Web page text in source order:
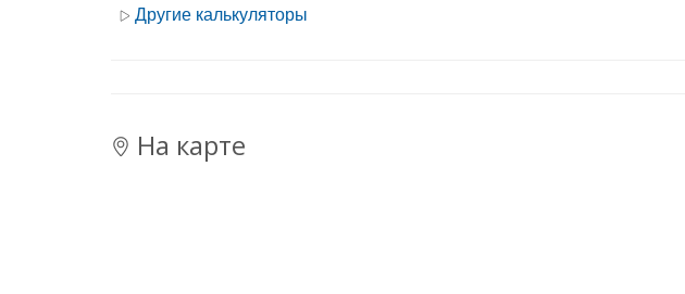
Другие калькуляторы
На карте